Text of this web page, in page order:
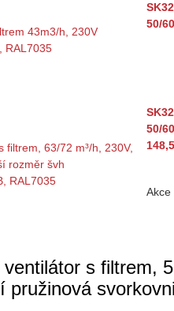
50/
50/
Akce
s filtrem,
pružinová